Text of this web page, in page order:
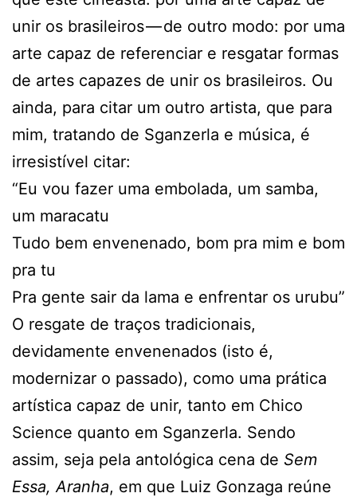
unir os brasileiros — de outro modo: por uma
arte capaz de referenciar e resgatar formas
de artes capazes de unir os brasileiros. Ou
ainda, para citar um outro artista, que para
mim, tratando de Sganzerla e música, é
irresistível citar:
“Eu vou fazer uma embolada, um samba,
um maracatu
Tudo bem envenenado, bom pra mim e bom
pra tu
Pra gente sair da lama e enfrentar os urubu”
O resgate de traços tradicionais,
devidamente envenenados (isto é,
modernizar o passado), como uma prática
artística capaz de unir, tanto em Chico
Science quanto em Sganzerla. Sendo
assim, seja pela antológica cena de Sem
Essa, Aranha, em que Luiz Gonzaga reúne